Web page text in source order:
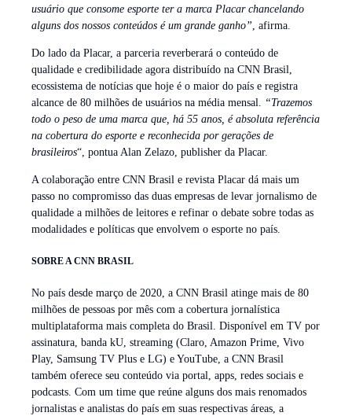
usuário que consome esporte ter a marca Placar chancelando
alguns dos nossos conteúdos é um grande ganho” , afirma.
Do lado da Placar, a parceria reverberará o conteúdo de
qualidade e credibilidade agora distribuído na CNN Brasil,
ecossistema de notícias que hoje é o maior do país e registra
alcance de 80 milhões de usuários na média mensal. “Trazemos
todo o peso de uma marca que, há 55 anos, é absoluta referência
na cobertura do esporte e reconhecida por gerações de
brasileiros“, pontua Alan Zelazo, publisher da Placar.
A colaboração entre CNN Brasil e revista Placar dá mais um
passo no compromisso das duas empresas de levar jornalismo de
qualidade a milhões de leitores e refinar o debate sobre todas as
modalidades e políticas que envolvem o esporte no país.
SOBRE A CNN BRASIL
No país desde março de 2020, a CNN Brasil atinge mais de 80
milhões de pessoas por mês com a cobertura jornalística
multiplataforma mais completa do Brasil. Disponível em TV por
assinatura, banda kU, streaming (Claro, Amazon Prime, Vivo
Play, Samsung TV Plus e LG) e YouTube, a CNN Brasil
também oferece seu conteúdo via portal, apps, redes sociais e
podcasts. Com um time que reúne alguns dos mais renomados
jornalistas e analistas do país em suas respectivas áreas, a